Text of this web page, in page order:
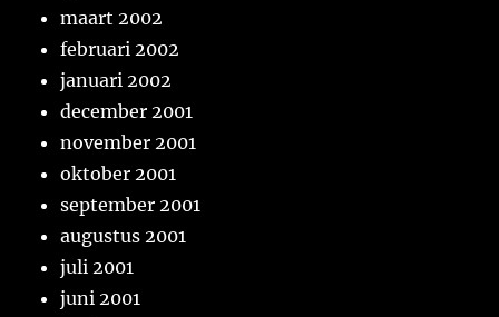
maart 2002
februari 2002
januari 2002
december 2001
november 2001
oktober 2001
september 2001
augustus 2001
juli 2001
juni 2001